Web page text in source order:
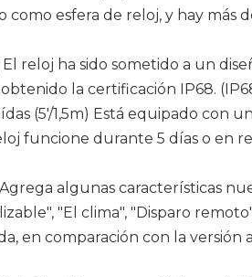
esfera de reloj, y hay más
reloj ha sido sometido a un
la certificación IP68.
(5'/1,5m) Está equipado con
funcione durante 5 días o en
algunas características
"El clima", "Disparo
en comparación con la versión